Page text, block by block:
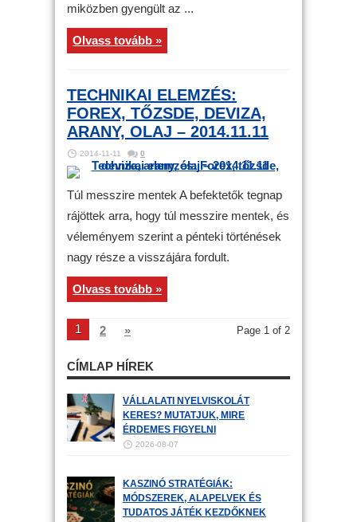
miközben gyengült az ...
Olvass tovább »
TECHNIKAI ELEMZÉS:
FOREX, TŐZSDE, DEVIZA,
ARANY, OLAJ – 2014.11.11
2014-11-11 0
Túl messzire mentek A befektetők tegnap
rájöttek arra, hogy túl messzire mentek, és
véleményem szerint a pénteki történések
nagy része a visszájára fordult.
Olvass tovább »
Page 1 of 2
1 2 »
CÍMLAP HÍREK
VÁLLALATI NYELVISKOLÁT
KERES? MUTATJUK, MIRE
ÉRDEMES FIGYELNI
2026-08-07
KASZINÓ STRATÉGIÁK:
MÓDSZEREK, ALAPELVEK ÉS
TUDATOS JÁTÉK KEZDŐKNEK